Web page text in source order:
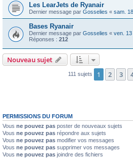
Les LearJets de Ryanair
Dernier message par Gosselies « sam.
Bases Ryanair
Dernier message par Gosselies « ven. 13
Réponses : 212
Nouveau sujet
111 sujets 1 2 3
PERMISSIONS DU FORUM
Vous ne pouvez pas poster de nouveaux sujets
Vous ne pouvez pas répondre aux sujets
Vous ne pouvez pas modifier vos messages
Vous ne pouvez pas supprimer vos messages
Vous ne pouvez pas joindre des fichiers